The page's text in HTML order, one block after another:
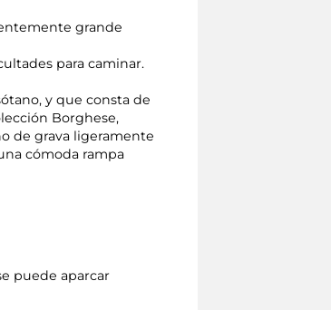
grande
para caminar.
y que consta de
Borghese,
de grava ligeramente
cómoda rampa
puede aparcar